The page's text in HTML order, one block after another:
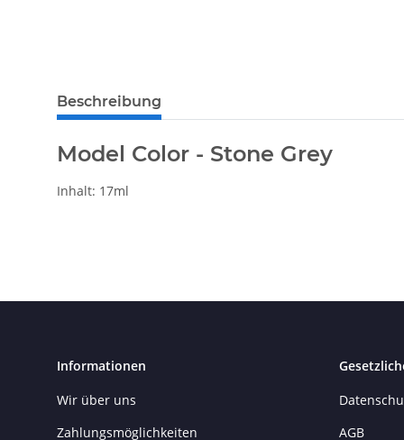
weitere Registerkarten anzeigen
Beschreibung
Model Color - Stone Grey
Inhalt: 17ml
Informationen
Wir über uns
Zahlungsmöglichkeiten
AGB